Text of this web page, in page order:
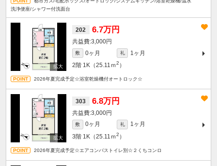
洗浄便座/シャワー付洗面台
202 6.7万円
3,000円
敷 0ヶ月 礼
1ヶ月
2階 1K（25.11ｍ2 ）
2026年夏完成予定☆浴室乾燥機付オートロック☆
303 6.8万円
3,000円
敷 0ヶ月 礼
1ヶ月
3階 1K（25.11ｍ2 ）
2026年夏完成予定☆エアコンバストイレ別☆２くちコンロ